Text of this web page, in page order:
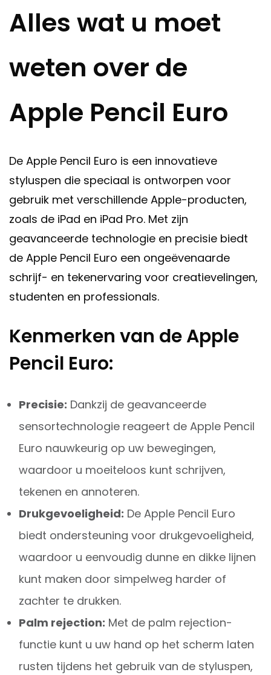
Alles wat u moet
weten over de
Apple Pencil Euro
De Apple Pencil Euro is een innovatieve
styluspen die speciaal is ontworpen voor
gebruik met verschillende Apple-producten,
zoals de iPad en iPad Pro. Met zijn
geavanceerde technologie en precisie biedt
de Apple Pencil Euro een ongeëvenaarde
schrijf- en tekenervaring voor creatievelingen,
studenten en professionals.
Kenmerken van de Apple
Pencil Euro:
Precisie: Dankzij de geavanceerde
sensortechnologie reageert de Apple Pencil
Euro nauwkeurig op uw bewegingen,
waardoor u moeiteloos kunt schrijven,
tekenen en annoteren.
Drukgevoeligheid: De Apple Pencil Euro
biedt ondersteuning voor drukgevoeligheid,
waardoor u eenvoudig dunne en dikke lijnen
kunt maken door simpelweg harder of
zachter te drukken.
Palm rejection: Met de palm rejection-
functie kunt u uw hand op het scherm laten
rusten tijdens het gebruik van de styluspen,